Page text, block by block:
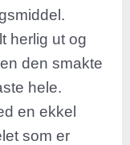
herlig ut og
den smakte
hele.
en ekkel
som er